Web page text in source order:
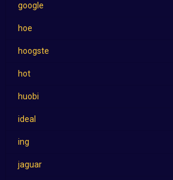
google
hoe
hoogste
hot
huobi
ideal
ing
jaguar